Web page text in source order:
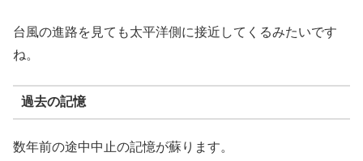
台風の進路を見ても太平洋側に接近してくるみたいです
ね。
過去の記憶
数年前の途中中止の記憶が蘇ります。